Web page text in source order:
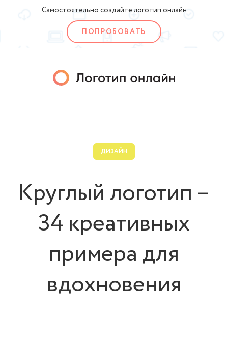
Самостоятельно создайте логотип онлайн
ПОПРОБОВАТЬ
ДИЗАЙН
Круглый логотип –
34 креативных
примера для
вдохновения